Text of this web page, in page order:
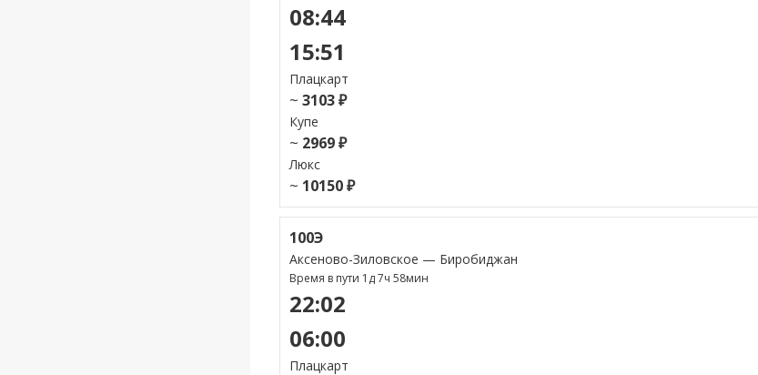
08:44
15:51
Плацкарт
~ 3103 ₽
Купе
~ 2969 ₽
Люкс
~ 10150 ₽
100Э
Аксеново-Зиловское — Биробиджан
Время в пути 1д 7ч 58мин
22:02
06:00
Плацкарт